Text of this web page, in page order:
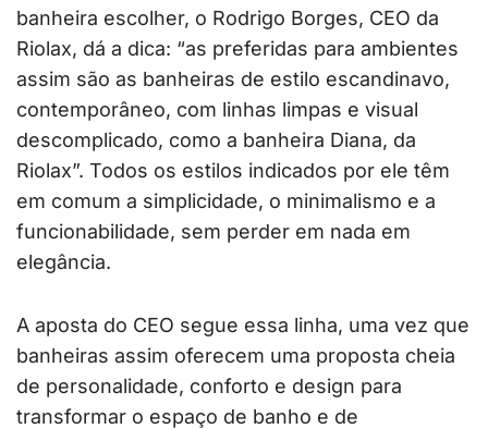
banheira escolher, o Rodrigo Borges, CEO da
Riolax, dá a dica: “as preferidas para ambientes
assim são as banheiras de estilo escandinavo,
contemporâneo, com linhas limpas e visual
descomplicado, como a banheira Diana, da
Riolax”. Todos os estilos indicados por ele têm
em comum a simplicidade, o minimalismo e a
funcionabilidade, sem perder em nada em
elegância.
A aposta do CEO segue essa linha, uma vez que
banheiras assim oferecem uma proposta cheia
de personalidade, conforto e design para
transformar o espaço de banho e de